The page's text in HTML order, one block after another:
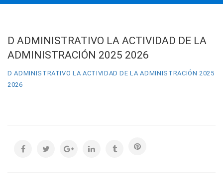
D ADMINISTRATIVO LA ACTIVIDAD DE LA
ADMINISTRACIÓN 2025 2026
D ADMINISTRATIVO LA ACTIVIDAD DE LA ADMINISTRACIÓN 2025
2026